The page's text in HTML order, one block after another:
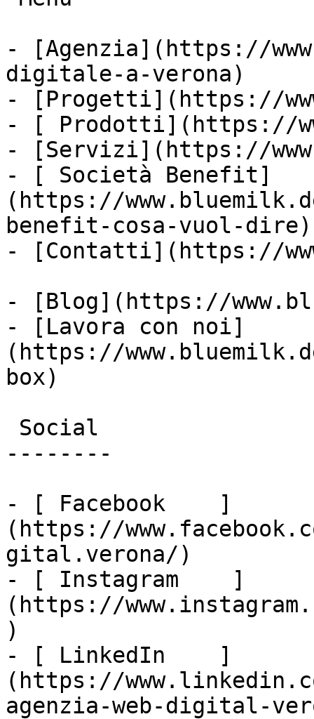
- [Agenzia](https://
digitale-a-verona)
- [Progetti](https://
- [ Prodotti](https://
- [Servizi](https://
- [ Società Benefit]
(https://
benefit-cosa-vuol-dire)
- [Contatti](https://
- [Blog](https://
- [Lavora con noi]
(https://
box)
--------
- [ Facebook    ]
(https://
gital.verona/)
- [ Instagram    ]
(https://
)
- [ LinkedIn    ]
(https://
agenzia-web-digital-